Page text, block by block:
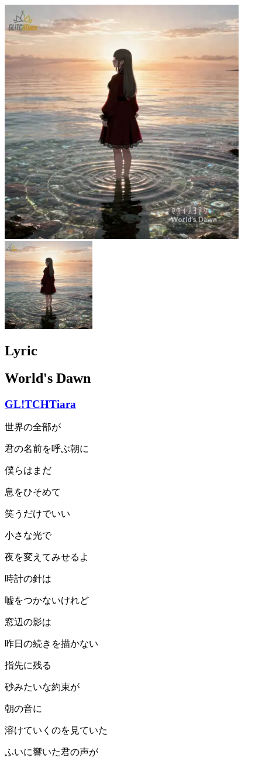
Lyric
World's Dawn
GL!TCHTiara
世界の全部が
君の名前を呼ぶ朝に
僕らはまだ
息をひそめて
笑うだけでいい
小さな光で
夜を変えてみせるよ
時計の針は
嘘をつかないけれど
窓辺の影は
昨日の続きを描かない
指先に残る
砂みたいな約束が
朝の音に
溶けていくのを見ていた
ふいに響いた君の声が